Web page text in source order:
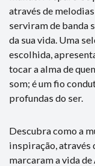
através de
serviram de banda
da sua vida. Uma
escolhida,
tocar a alma de
som; é um fio
profundas do ser.
Descubra como a
inspiração, através
marcaram a vida de